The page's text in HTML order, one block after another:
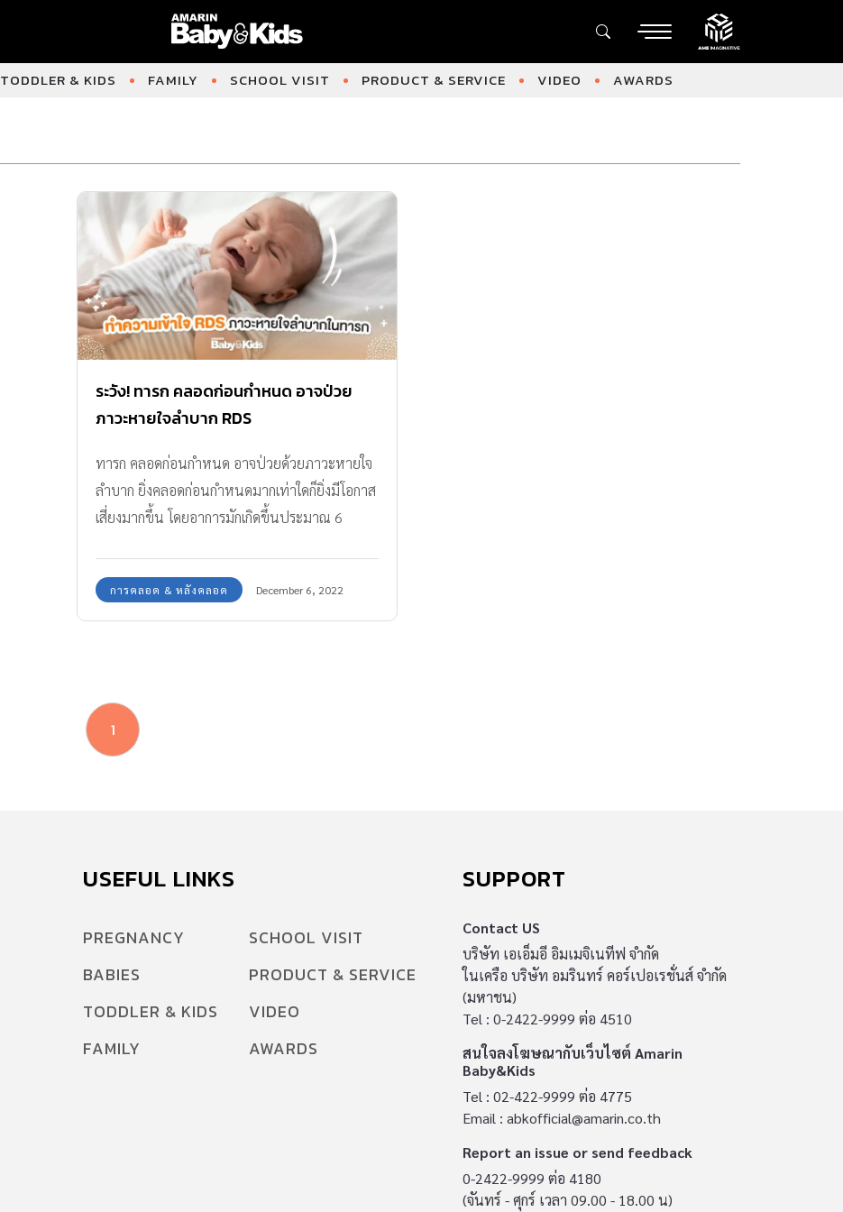
TODDLER & KIDS FAMILY SCHOOL VISIT PRODUCT & SERVICE VIDEO AWARDS
ระวัง! ทารก คลอดก่อนกำหนด อาจป่วย
ภาวะหายใจลำบาก RDS
ทารก คลอดก่อนกำหนด อาจป่วยด้วยภาวะหายใจ
ลำบาก ยิ่งคลอดก่อนกำหนดมากเท่าใดก็ยิ่งมีโอกาส
เสี่ยงมากขึ้น โดยอาการมักเกิดขึ้นประมาณ 6
การคลอด & หลังคลอด December 6, 2022
1
USEFUL LINKS
PREGNANCY
BABIES
TODDLER & KIDS
FAMILY
SCHOOL VISIT
PRODUCT & SERVICE
VIDEO
AWARDS
SUPPORT
Contact US
บริษัท เอเอ็มอี อิมเมจิเนทีฟ จำกัด
ในเครือ บริษัท อมรินทร์ คอร์เปอเรชั่นส์ จำกัด
(มหาชน)
Tel : 0-2422-9999 ต่อ 4510
สนใจลงโฆษณากับเว็บไซต์ Amarin
Baby&Kids
Tel : 02-422-9999 ต่อ 4775
Email : abkofficial@amarin.co.th
Report an issue or send feedback
0-2422-9999 ต่อ 4180
(จันทร์ - ศุกร์ เวลา 09.00 - 18.00 น)